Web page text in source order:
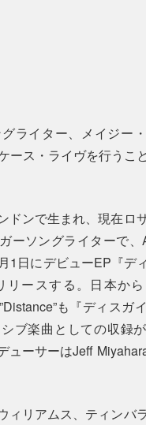
ライター、メイジー
ース・ライヴを行うこ
ドンで生まれ、現在ロ
ーソングライターで、
1日にデビューEP『デ
リースする。日本か
も『ディスガ
ブ楽曲としての収録
ューサーはJeff
ィリアムス、ティンバ